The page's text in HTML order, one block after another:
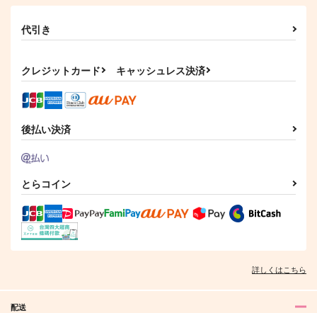
作品詳細 作品詳細 作品詳細
恋煩いってなんじゃろ
う？
恋ほたる
944
サンプル
カーテンコールのあと
で
サンプル
或る森の物語1
84
陸奥守吉行×肥前忠広
サンプル
代引き
クレジットカード キャッシュレス決済
後払い決済
とらコイン
詳しくはこちら
配送